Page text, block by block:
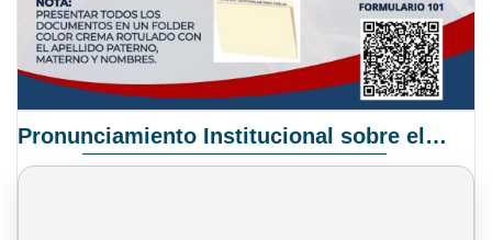
Pronunciamiento Institucional sobre el Proyecto de Ley N° 068/2025-2026 C.S.